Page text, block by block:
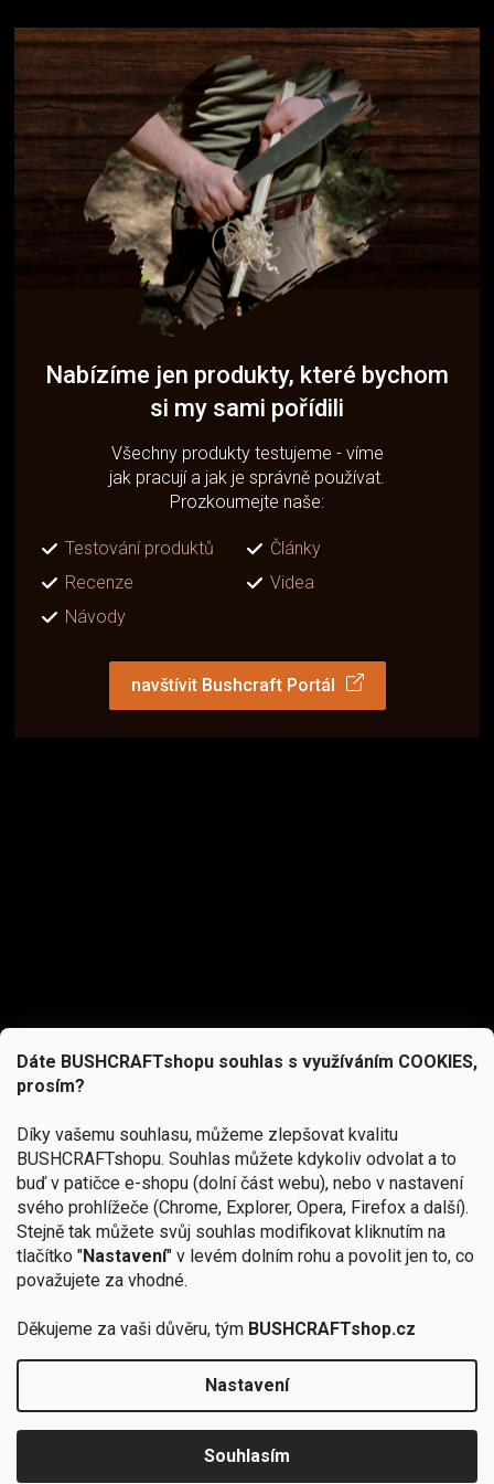
Dáte BUSHCRAFTshopu souhlas s využíváním COOKIES,
prosím?
Díky vašemu souhlasu, můžeme zlepšovat kvalitu
BUSHCRAFTshopu. Souhlas můžete kdykoliv odvolat a to
buď v patičce e-shopu (dolní část webu), nebo v nastavení
svého prohlížeče (Chrome, Explorer, Opera, Firefox a další).
Stejně tak můžete svůj souhlas modifikovat kliknutím na
tlačítko "Nastavení" v levém dolním rohu a povolit jen to, co
považujete za vhodné.
Děkujeme za vaši důvěru, tým BUSHCRAFTshop.cz
Nastavení
Souhlasím
zapojte se do slosování o kurz s
Nabízíme jen produkty, které bychom
si my sami pořídili
Všechny produkty testujeme - víme
jak pracují a jak je správně používat.
Prozkoumejte naše:
Testování produktů
Články
Recenze
Videa
Návody
navštívit Bushcraft Portál
podmínkami ochrany osobních údajů
Copyright 2026BUSHCRAFTshop.cz. Všechna práva
vyhrazena.Upravit nastavení cookies